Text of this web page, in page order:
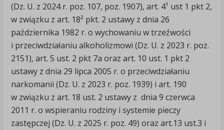
(Dz. U. z 2024 r. poz. 107, poz. 1907), art. 4¹ ust 1 pkt 2,
w związku z art. 18² pkt. 2 ustawy z dnia 26
października 1982 r. o wychowaniu w trzeźwości
i przeciwdziałaniu alkoholizmowi (Dz. U. z 2023 r. poz.
2151), art. 5 ust. 2 pkt 7a oraz art. 10 ust. 1 pkt 2
ustawy z dnia 29 lipca 2005 r. o przeciwdziałaniu
narkomanii (Dz. U. z 2023 r. poz. 1939) i art. 190
w związku z art. 18 ust. 2 ustawy z dnia 9 czerwca
2011 r. o wspieraniu rodziny i systemie pieczy
zastępczej (Dz. U. z 2025 r. poz. 49) oraz art.13 ust.3 i